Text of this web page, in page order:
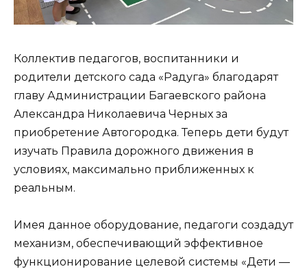
Коллектив педагогов, воспитанники и
родители детского сада «Радуга» благодарят
главу Администрации Багаевского района
Александра Николаевича Черных за
приобретение Автогородка. Теперь дети будут
изучать Правила дорожного движения в
условиях, максимально приближенных к
реальным.
Имея данное оборудование, педагоги создадут
механизм, обеспечивающий эффективное
функционирование целевой системы «Дети —